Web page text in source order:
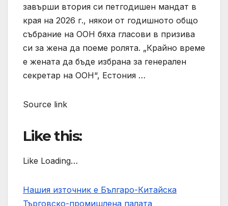
завърши втория си петгодишен мандат в
края на 2026 г., някои от годишното общо
събрание на ООН бяха гласови в призива
си за жена да поеме ролята. „Крайно време
е жената да бъде избрана за генерален
секретар на ООН“, Естония …
Source link
Like this:
Like Loading…
Нашия източник е Българо-Китайска
Търговско-промишлена палaта